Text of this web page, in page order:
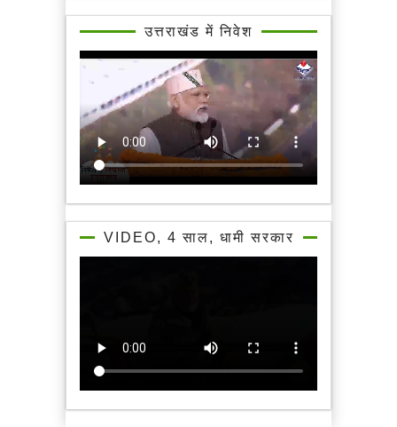
उत्तराखंड में निवेश
VIDEO, 4 साल, धामी सरकार